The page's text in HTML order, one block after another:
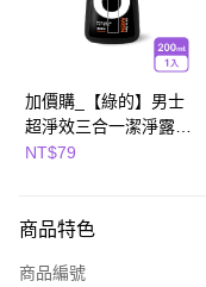
悠遊付
全盈+PAY
「Hami Point」為中華電信
運送方式
加價購_【綠的】男士
超淨效三合一潔淨露
200ml(濃郁麝香)
NT$79
商品特色
商品編號